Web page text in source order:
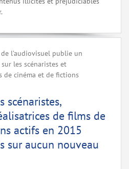
l’audiovisuel publie un
les scénaristes et
de cinéma et de fictions
scénaristes,
de films de
actifs en 2015
sur aucun nouveau